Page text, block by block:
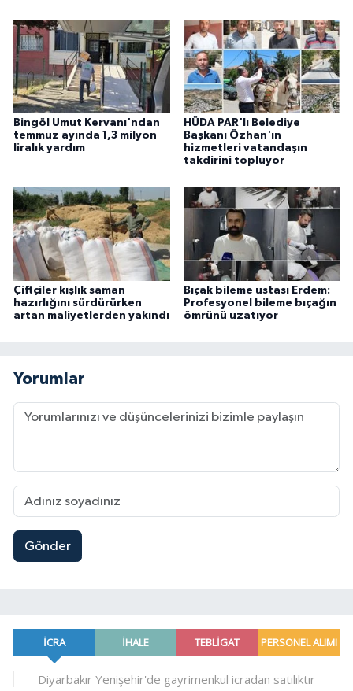
Bingöl Umut Kervanı'ndan
temmuz ayında 1,3 milyon
liralık yardım
HÜDA PAR'lı Belediye
Başkanı Özhan'ın
hizmetleri vatandaşın
takdirini topluyor
Çiftçiler kışlık saman
hazırlığını sürdürürken
artan maliyetlerden yakındı
Bıçak bileme ustası Erdem:
Profesyonel bileme bıçağın
ömrünü uzatıyor
Yorumlar
Gönder